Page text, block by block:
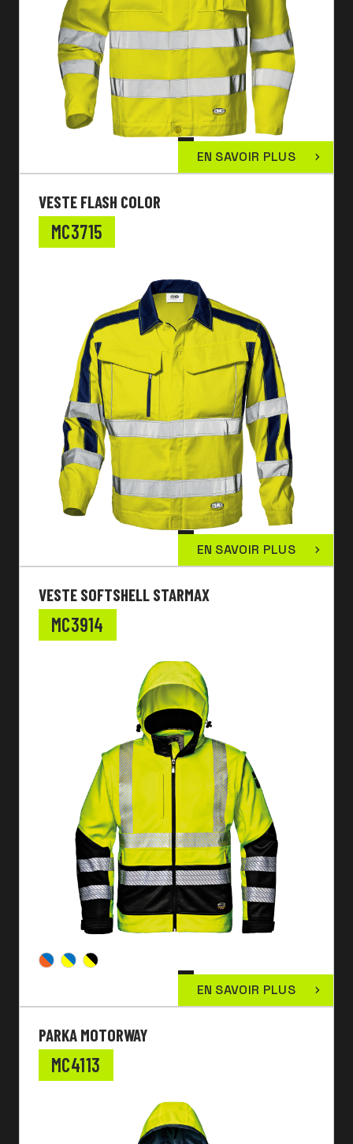
EN SAVOIR PLUS
VESTE FLASH COLOR
MC3715
EN SAVOIR PLUS
VESTE SOFTSHELL STARMAX
MC3914
EN SAVOIR PLUS
PARKA MOTORWAY
MC4113